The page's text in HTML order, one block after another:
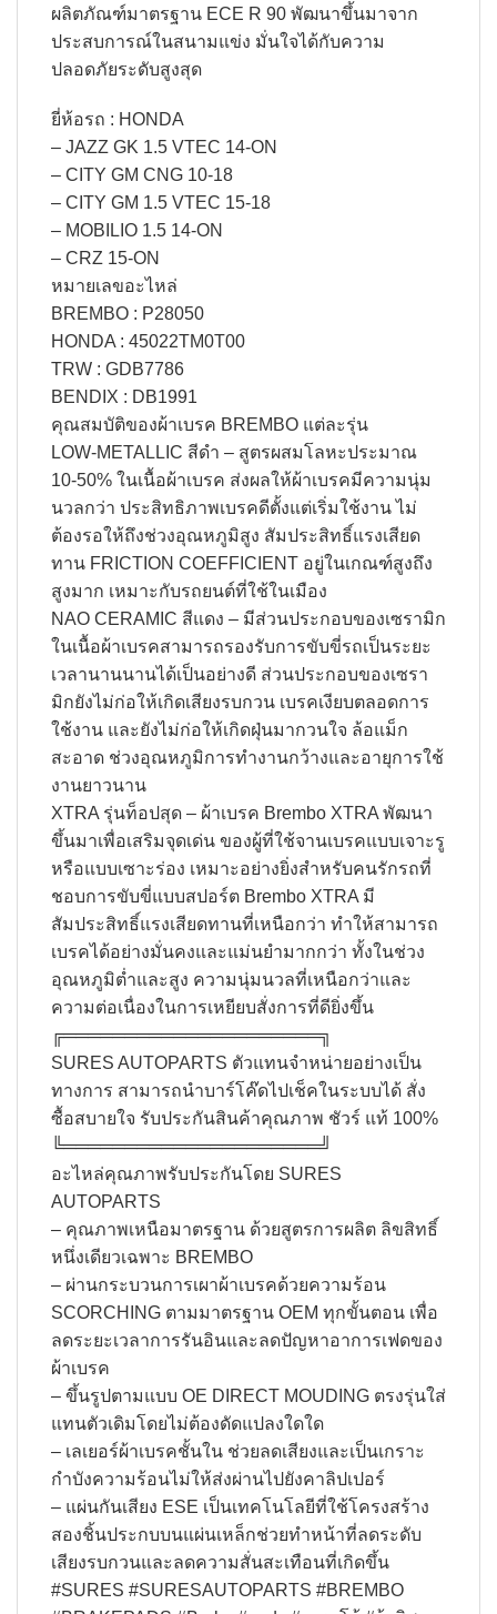
ผลิตภัณฑ์มาตรฐาน ECE R 90 พัฒนาขึ้นมาจาก
ประสบการณ์ในสนามแข่ง มั่นใจได้กับความ
ปลอดภัยระดับสูงสุด
ยี่ห้อรถ : HONDA
– JAZZ GK 1.5 VTEC 14-ON
– CITY GM CNG 10-18
– CITY GM 1.5 VTEC 15-18
– MOBILIO 1.5 14-ON
– CRZ 15-ON
หมายเลขอะไหล่
BREMBO : P28050
HONDA : 45022TM0T00
TRW : GDB7786
BENDIX : DB1991
คุณสมบัติของผ้าเบรค BREMBO แต่ละรุ่น
LOW-METALLIC สีดำ – สูตรผสมโลหะประมาณ
10-50% ในเนื้อผ้าเบรค ส่งผลให้ผ้าเบรคมีความนุ่ม
นวลกว่า ประสิทธิภาพเบรคดีตั้งแต่เริ่มใช้งาน ไม่
ต้องรอให้ถึงช่วงอุณหภูมิสูง สัมประสิทธิ์แรงเสียด
ทาน FRICTION COEFFICIENT อยู่ในเกณฑ์สูงถึง
สูงมาก เหมาะกับรถยนต์ที่ใช้ในเมือง
NAO CERAMIC สีแดง – มีส่วนประกอบของเซรามิก
ในเนื้อผ้าเบรคสามารถรองรับการขับขี่รถเป็นระยะ
เวลานานนานได้เป็นอย่างดี ส่วนประกอบของเซรา
มิกยังไม่ก่อให้เกิดเสียงรบกวน เบรคเงียบตลอดการ
ใช้งาน และยังไม่ก่อให้เกิดฝุ่นมากวนใจ ล้อแม็ก
สะอาด ช่วงอุณหภูมิการทำงานกว้างและอายุการใช้
งานยาวนาน
XTRA รุ่นท็อปสุด – ผ้าเบรค Brembo XTRA พัฒนา
ขึ้นมาเพื่อเสริมจุดเด่น ของผู้ที่ใช้จานเบรคแบบเจาะรู
หรือแบบเซาะร่อง เหมาะอย่างยิ่งสำหรับคนรักรถที่
ชอบการขับขี่แบบสปอร์ต Brembo XTRA มี
สัมประสิทธิ์แรงเสียดทานที่เหนือกว่า ทำให้สามารถ
เบรคได้อย่างมั่นคงและแม่นยำมากกว่า ทั้งในช่วง
อุณหภูมิต่ำและสูง ความนุ่มนวลที่เหนือกว่าและ
ความต่อเนื่องในการเหยียบสั่งการที่ดียิ่งขึ้น
╔═════════════════════╗​
SURES AUTOPARTS ตัวแทนจำหน่ายอย่างเป็น
ทางการ สามารถนำบาร์โค๊ดไปเช็คในระบบได้ สั่ง
ซื้อสบายใจ รับประกันสินค้าคุณภาพ ชัวร์ แท้ 100%​
╚═════════════════════╝​
อะไหล่คุณภาพรับประกันโดย SURES
AUTOPARTS​
– คุณภาพเหนือมาตรฐาน ด้วยสูตรการผลิต ลิขสิทธิ์
หนึ่งเดียวเฉพาะ BREMBO
– ผ่านกระบวนการเผาผ้าเบรคด้วยความร้อน
SCORCHING ตามมาตรฐาน OEM ทุกขั้นตอน เพื่อ
ลดระยะเวลาการรันอินและลดปัญหาอาการเฟดของ
ผ้าเบรค
– ขึ้นรูปตามแบบ OE DIRECT MOUDING ตรงรุ่นใส่
แทนตัวเดิมโดยไม่ต้องดัดแปลงใดใด
– เลเยอร์ผ้าเบรคชั้นใน ช่วยลดเสียงและเป็นเกราะ
กำบังความร้อนไม่ให้ส่งผ่านไปยังคาลิปเปอร์
– แผ่นกันเสียง ESE เป็นเทคโนโลยีที่ใช้โครงสร้าง
สองชิ้นประกบบนแผ่นเหล็กช่วยทำหน้าที่ลดระดับ
เสียงรบกวนและลดความสั่นสะเทือนที่เกิดขึ้น
#SURES #SURESAUTOPARTS #BREMBO